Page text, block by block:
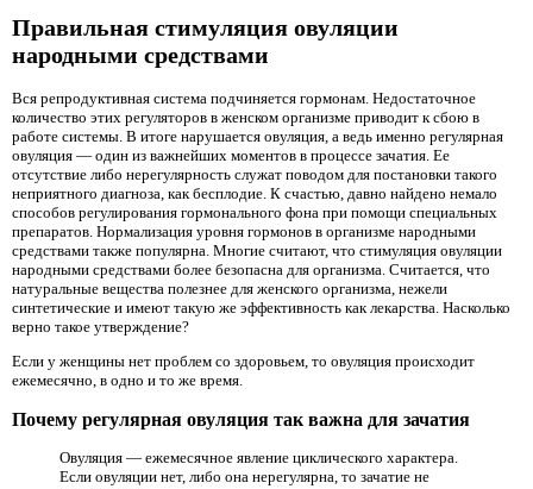
Правильная стимуляция овуляции
народными средствами
Вся репродуктивная система подчиняется гормонам. Недостаточное
количество этих регуляторов в женском организме приводит к сбою в
работе системы. В итоге нарушается овуляция, а ведь именно регулярная
овуляция — один из важнейших моментов в процессе зачатия. Ее
отсутствие либо нерегулярность служат поводом для постановки такого
неприятного диагноза, как бесплодие. К счастью, давно найдено немало
способов регулирования гормонального фона при помощи специальных
препаратов. Нормализация уровня гормонов в организме народными
средствами также популярна. Многие считают, что стимуляция овуляции
народными средствами более безопасна для организма. Считается, что
натуральные вещества полезнее для женского организма, нежели
синтетические и имеют такую же эффективность как лекарства. Насколько
верно такое утверждение?
Если у женщины нет проблем со здоровьем, то овуляция происходит
ежемесячно, в одно и то же время.
Почему регулярная овуляция так важна для зачатия
Овуляция — ежемесячное явление циклического характера.
Если овуляции нет, либо она нерегулярна, то зачатие не